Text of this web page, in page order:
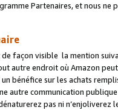
Partenaires, et nous
façon visible la mention
autre endroit où Amazon
bénéfice sur les achats
autre communication
pas ni